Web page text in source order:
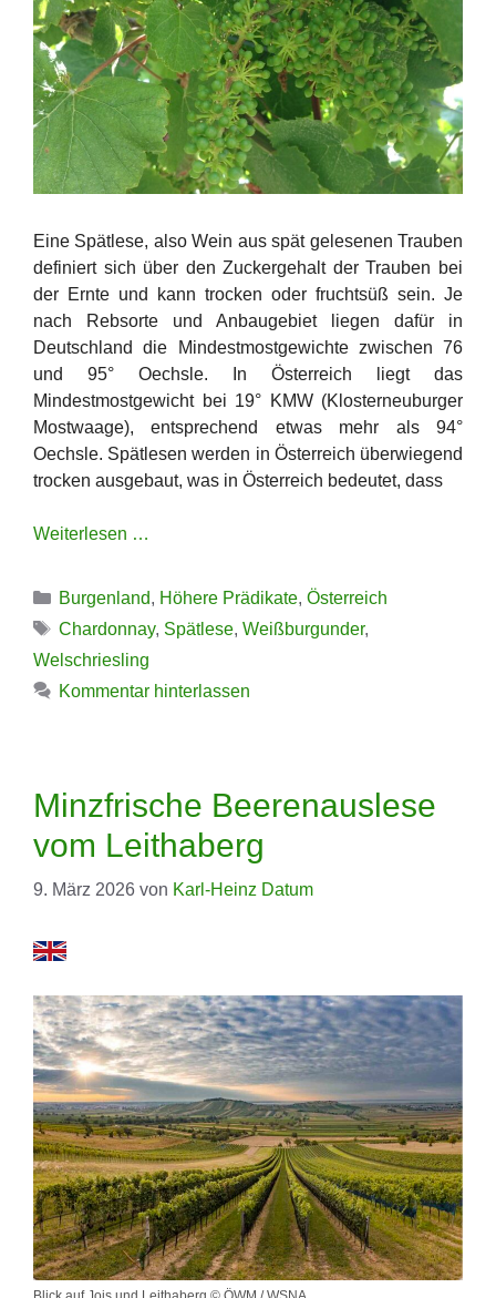
Eine Spätlese, also Wein aus spät gelesenen Trauben
definiert sich über den Zuckergehalt der Trauben bei
der Ernte und kann trocken oder fruchtsüß sein. Je
nach Rebsorte und Anbaugebiet liegen dafür in
Deutschland die Mindestmostgewichte zwischen 76
und 95° Oechsle. In Österreich liegt das
Mindestmostgewicht bei 19° KMW (Klosterneuburger
Mostwaage), entsprechend etwas mehr als 94°
Oechsle. Spätlesen werden in Österreich überwiegend
trocken ausgebaut, was in Österreich bedeutet, dass
Weiterlesen …
Kategorien
Burgenland, Höhere Prädikate, Österreich
Schlagwörter
Chardonnay, Spätlese, Weißburgunder,
Welschriesling
Kommentar hinterlassen
Minzfrische Beerenauslese
vom Leithaberg
9. März 2026 von Karl-Heinz Datum